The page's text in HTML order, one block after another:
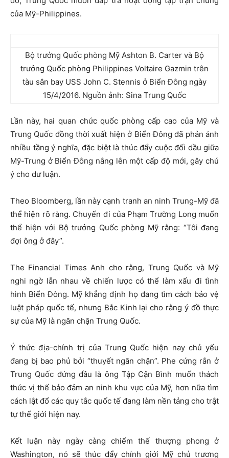
của Mỹ-Philippines.
Bộ trưởng Quốc phòng Mỹ Ashton B. Carter và Bộ
trưởng Quốc phòng Philippines Voltaire Gazmin trên
tàu sân bay USS John C. Stennis ở Biển Đông ngày
15/4/2016. Nguồn ảnh: Sina Trung Quốc
Lần này, hai quan chức quốc phòng cấp cao của Mỹ và
Trung Quốc đồng thời xuất hiện ở Biển Đông đã phản ánh
nhiều tầng ý nghĩa, đặc biệt là thúc đẩy cuộc đối dầu giữa
Mỹ-Trung ở Biển Đông nâng lên một cấp độ mới, gây chú
ý cho dư luận.
Theo Bloomberg, lần này cạnh tranh an ninh Trung-Mỹ đã
thể hiện rõ ràng. Chuyến đi của Phạm Trường Long muốn
thể hiện với Bộ trưởng Quốc phòng Mỹ rằng: “Tôi đang
đợi ông ở đây”.
The Financial Times Anh cho rằng, Trung Quốc và Mỹ
nghi ngờ lẫn nhau về chiến lược có thể làm xấu đi tình
hình Biển Đông. Mỹ khẳng định họ đang tìm cách bảo vệ
luật pháp quốc tế, nhưng Bắc Kinh lại cho rằng ý đồ thực
sự của Mỹ là ngăn chặn Trung Quốc.
Ý thức địa-chính trị của Trung Quốc hiện nay chủ yếu
đang bị bao phủ bởi “thuyết ngăn chặn”. Phe cứng rắn ở
Trung Quốc đứng đầu là ông Tập Cận Bình muốn thách
thức vị thế bảo đảm an ninh khu vực của Mỹ, hơn nữa tìm
cách lật đổ các quy tắc quốc tế đang làm nền tảng cho trật
tự thế giới hiện nay.
Kết luận này ngày càng chiếm thế thượng phong ở
Washington, nó sẽ thúc đẩy chính giới Mỹ chủ trương